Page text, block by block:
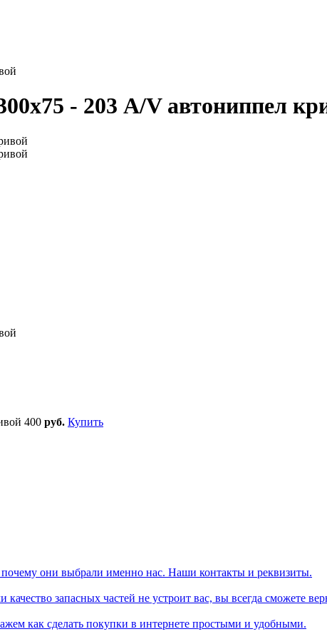
- 203 A/V автониппел
400 руб. Купить
они выбрали именно нас. Наши контакты и реквизиты.
запасных частей не устроит вас, вы всегда сможете
как сделать покупки в интернете простыми и удобными.